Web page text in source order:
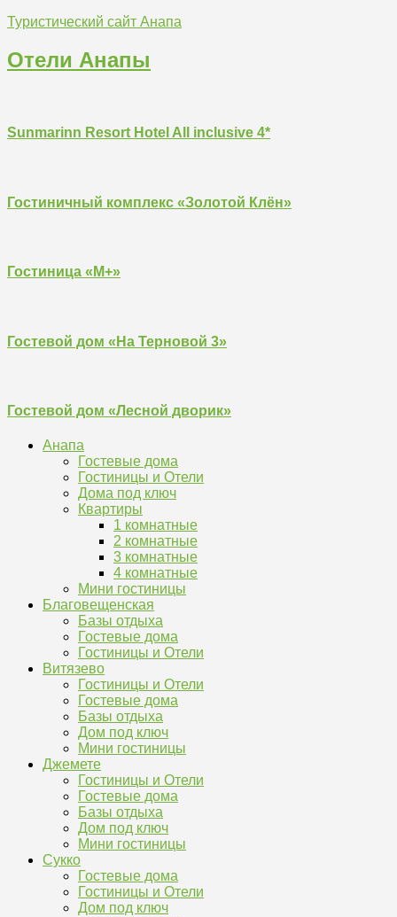
Туристический сайт Анапа
Отели Анапы
Sunmarinn Resort Hotel All inclusive 4*
Гостиничный комплекс «Золотой Клён»
Гостиница «М+»
Гостевой дом «На Терновой 3»
Гостевой дом «Лесной дворик»
Анапа
Гостевые дома
Гостиницы и Отели
Дома под ключ
Квартиры
1 комнатные
2 комнатные
3 комнатные
4 комнатные
Мини гостиницы
Благовещенская
Базы отдыха
Гостевые дома
Гостиницы и Отели
Витязево
Гостиницы и Отели
Гостевые дома
Базы отдыха
Дом под ключ
Мини гостиницы
Джемете
Гостиницы и Отели
Гостевые дома
Базы отдыха
Дом под ключ
Мини гостиницы
Сукко
Гостевые дома
Гостиницы и Отели
Дом под ключ